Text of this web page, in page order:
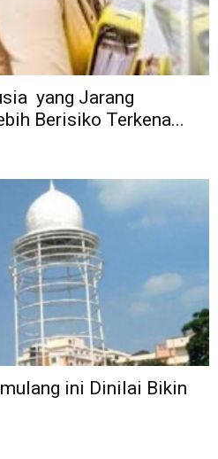
yang Jarang
Berisiko Terkena...
ini Dinilai Bikin